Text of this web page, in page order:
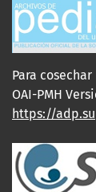
Para
OAI-PMH
https://